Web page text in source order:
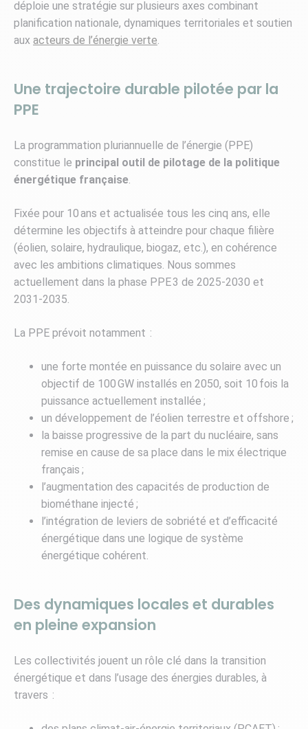
déploie une stratégie sur plusieurs axes combinant
planification nationale, dynamiques territoriales et soutien
aux acteurs de l’énergie verte.
Une trajectoire durable pilotée par la
PPE
La programmation pluriannuelle de l’énergie (PPE)
constitue le principal outil de pilotage de la politique
énergétique française.
Fixée pour 10 ans et actualisée tous les cinq ans, elle
détermine les objectifs à atteindre pour chaque filière
(éolien, solaire, hydraulique, biogaz, etc.), en cohérence
avec les ambitions climatiques. Nous sommes
actuellement dans la phase PPE 3 de 2025-2030 et
2031-2035.
La PPE prévoit notamment :
une forte montée en puissance du solaire avec un
objectif de 100 GW installés en 2050, soit 10 fois la
puissance actuellement installée ;
un développement de l’éolien terrestre et offshore ;
la baisse progressive de la part du nucléaire, sans
remise en cause de sa place dans le mix électrique
français ;
l’augmentation des capacités de production de
biométhane injecté ;
l’intégration de leviers de sobriété et d’efficacité
énergétique dans une logique de système
énergétique cohérent.
Des dynamiques locales et durables
en pleine expansion
Les collectivités jouent un rôle clé dans la transition
énergétique et dans l’usage des énergies durables, à
travers :